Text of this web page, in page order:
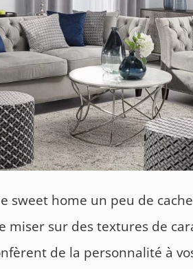
sweet home un peu de
miser sur des textures de
de la personnalité à